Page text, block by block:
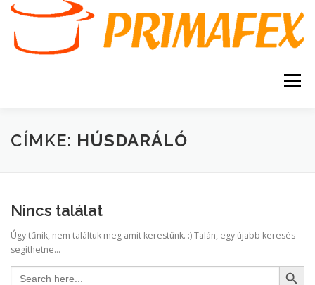
Tovább
tartalomhoz
Menü
KEZDŐOLDAL KAPCSOLAT
VÁSÁRLÁSI FELTÉTELEK
CÍMKE: HÚSDARÁLÓ
Nincs találat
Úgy tűnik, nem találtuk meg amit kerestünk. :) Talán, egy újabb keresés
segíthetne...
Search
for:
Search Button